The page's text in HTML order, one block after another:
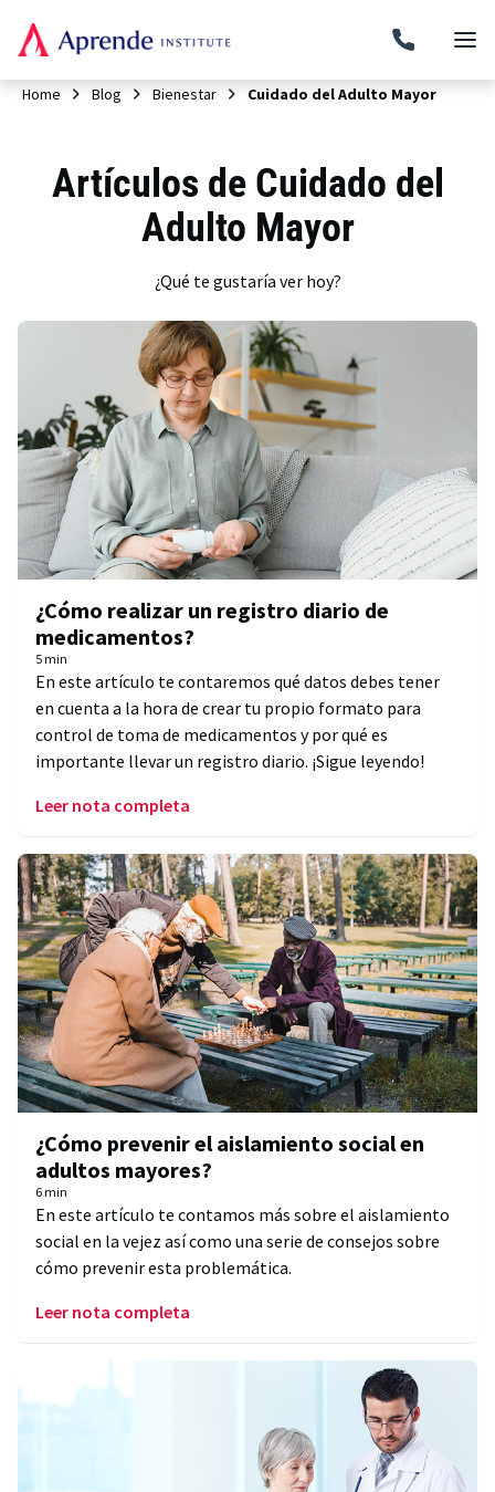
Home Blog Bienestar Cuidado del Adulto Mayor
Artículos de Cuidado del
Adulto Mayor
¿Qué te gustaría ver hoy?
¿Cómo realizar un registro diario de
medicamentos?
5 min
En este artículo te contaremos qué datos debes tener
en cuenta a la hora de crear tu propio formato para
control de toma de medicamentos y por qué es
importante llevar un registro diario. ¡Sigue leyendo!
Leer nota completa
¿Cómo prevenir el aislamiento social en
adultos mayores?
6 min
En este artículo te contamos más sobre el aislamiento
social en la vejez así como una serie de consejos sobre
cómo prevenir esta problemática.
Leer nota completa